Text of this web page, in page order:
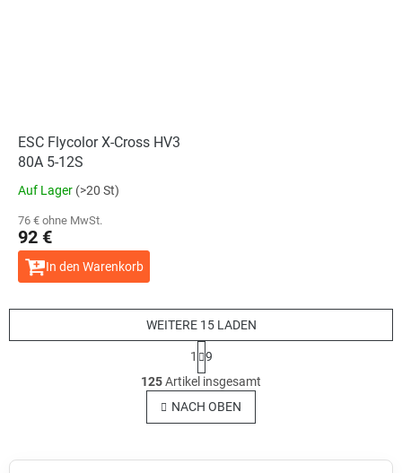
ESC Flycolor X-Cross HV3
80A 5-12S
Auf Lager (>20 St)
76 € ohne MwSt.
92 €
In den Warenkorb
S
t
e
u
r
WEITERE 15 LADEN
P
a
g
i
n
i
1
9
125Artikel insgesamt
NACH OBEN